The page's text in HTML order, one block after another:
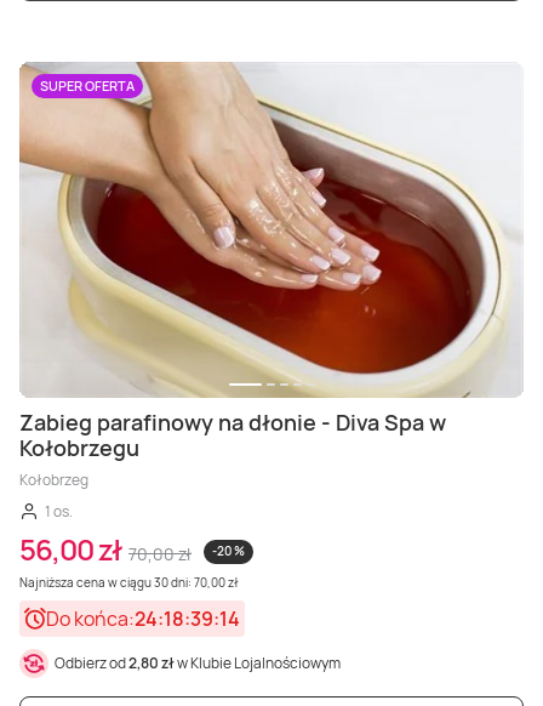
SUPER OFERTA
Zabieg parafinowy na dłonie - Diva Spa w
Kołobrzegu
Kołobrzeg
1 os.
56,00 zł 70,00 zł
-20 %
Najniższa cena w ciągu 30 dni: 70,00 zł
Do końca:24:18:39:12
Odbierz od2,80 złw Klubie Lojalnościowym